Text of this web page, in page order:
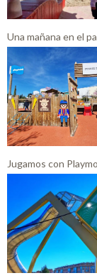
Una mañana en el
Jugamos con